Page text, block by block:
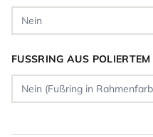
FUSSRING AUS